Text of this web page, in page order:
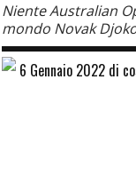
Niente Australian
mondo Novak
6 Gennaio 2022 di